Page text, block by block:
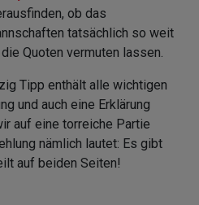
ob das
tatsächlich so weit
Quoten vermuten lassen.
Tipp enthält alle wichtigen
und auch eine Erklärung
auf eine torreiche Partie
nämlich lautet: Es gibt
auf beiden Seiten!